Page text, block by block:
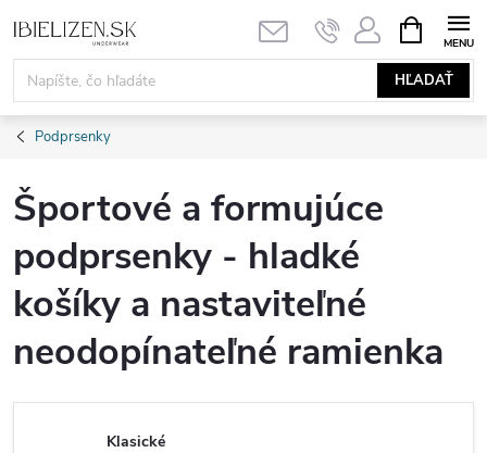
na
obsah
HĽADAŤ
KOŠÍK
Podprsenky
Športové a formujúce
podprsenky - hladké
košíky a nastaviteľné
neodopínateľné ramienka
Klasické